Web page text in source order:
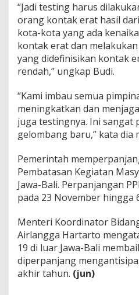
“Jadi testing harus
orang kontak erat hasil
kota-kota yang ada
kontak erat dan
yang didefinisikan kontak
rendah,” ungkap Budi.
“Kami imbau semua
meningkatkan dan
juga testingnya. Ini sangat
gelombang baru,” kata dia
Pemerintah
Pembatasan Kegiatan
Jawa-Bali. Perpanjangan
pada 23 November hingga
Menteri Koordinator
Airlangga Hartarto
19 di luar Jawa-Bali
diperpanjang
akhir tahun. (jun)